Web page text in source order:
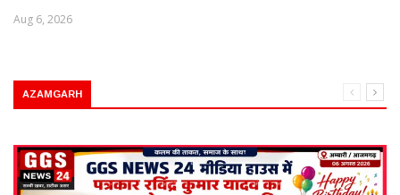
Aug 6, 2026
AZAMGARH